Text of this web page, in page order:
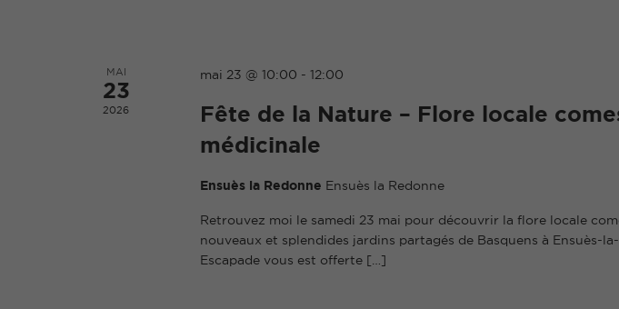
MAI
23
2026
mai 23 @ 10:00 - 12:00
Fête de la Nature – Flore locale
médicinale
Ensuès la Redonne Ensuès la Redonne
Retrouvez moi le samedi 23 mai pour découvrir la flore locale
nouveaux et splendides jardins partagés de Basquens à Ensuès-
Escapade vous est offerte […]